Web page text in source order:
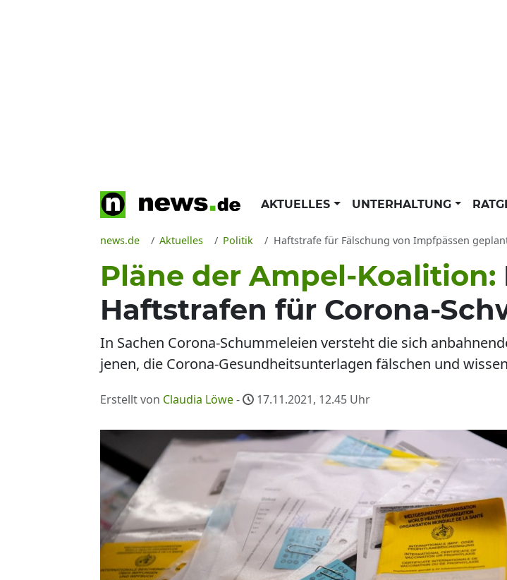
AKTUELLES UNTERHALTUNG
news.de Aktuelles Politik Haftstrafe für Fälschung von Impfpässen geplant laut
Pläne der Ampel-Koalition:
Haftstrafen für Corona-
In Sachen Corona-Schummeleien versteht die sich
jenen, die Corona-Gesundheitsunterlagen fälschen und
Erstellt von Claudia Löwe- 17.11.2021, 12.45 Uhr